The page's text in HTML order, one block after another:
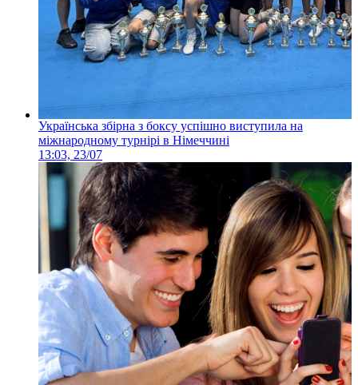
Українська збірна з боксу успішно виступила на
міжнародному турнірі в Німеччині
13:03, 23/07